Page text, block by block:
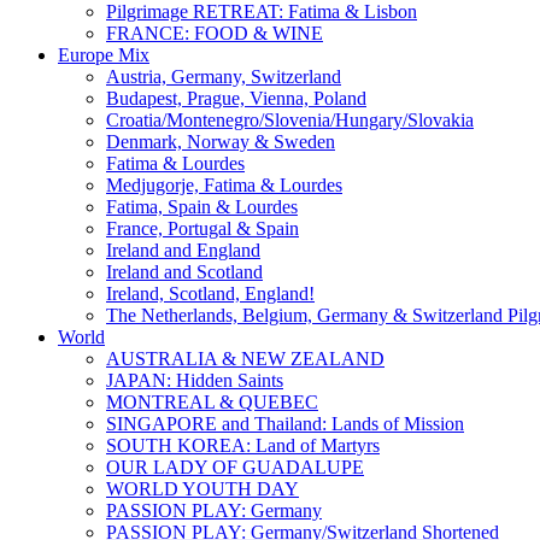
Pilgrimage RETREAT: Fatima & Lisbon
FRANCE: FOOD & WINE
Europe Mix
Austria, Germany, Switzerland
Budapest, Prague, Vienna, Poland
Croatia/Montenegro/Slovenia/Hungary/Slovakia
Denmark, Norway & Sweden
Fatima & Lourdes
Medjugorje, Fatima & Lourdes
Fatima, Spain & Lourdes
France, Portugal & Spain
Ireland and England
Ireland and Scotland
Ireland, Scotland, England!
The Netherlands, Belgium, Germany & Switzerland
World
AUSTRALIA & NEW ZEALAND
JAPAN: Hidden Saints
MONTREAL & QUEBEC
SINGAPORE and Thailand: Lands of Mission
SOUTH KOREA: Land of Martyrs
OUR LADY OF GUADALUPE
WORLD YOUTH DAY
PASSION PLAY: Germany
PASSION PLAY: Germany/Switzerland Shortened